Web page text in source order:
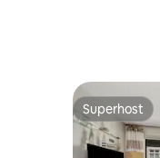
Superhost
Superhost